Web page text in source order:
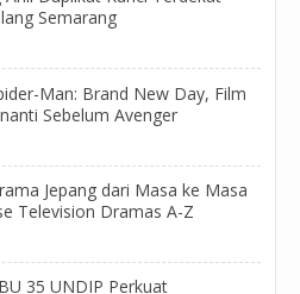
Semarang
Man: Brand New Day, Film
Sebelum Avenger
Jepang dari Masa ke Masa
Television Dramas A-Z
35 UNDIP Perkuat